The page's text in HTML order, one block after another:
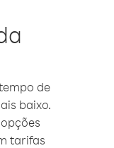
de
baixo.
tarifas